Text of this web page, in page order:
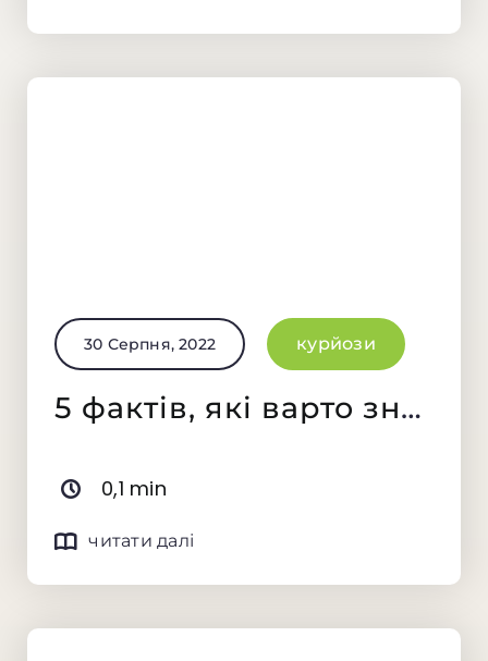
30 Серпня, 2022 курйози
5 фактів, які варто знати про каву
0,1 min
читати далі